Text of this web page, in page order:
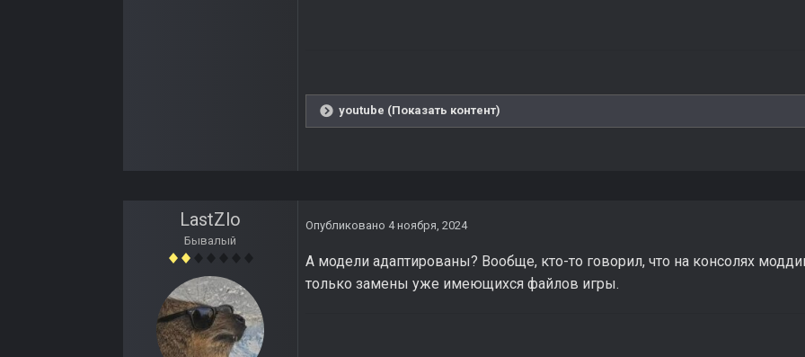
youtube (Показать контент)
LastZlo
Бывалый
Опубликовано 4 ноября, 2024
А модели адаптированы? Вообще, кто-то говорил, что на консолях
только замены уже имеющихся файлов игры.